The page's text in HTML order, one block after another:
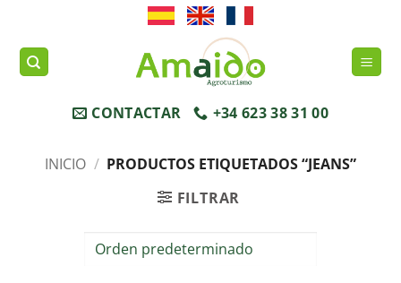
contenido
CONTACTAR +34 623 38 31 00
INICIO / PRODUCTOS ETIQUETADOS “JEANS”
FILTRAR